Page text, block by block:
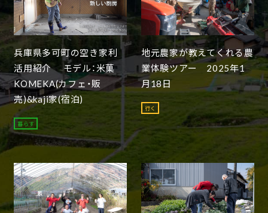
兵庫県多可町の空き家利
活用紹介 モデル：米菓
KOMEKA(カフェ・販
売)&kaji家(宿泊)
暮らす
地元農家が教えてくれる農
業体験ツアー 2025年1
月18日
行く